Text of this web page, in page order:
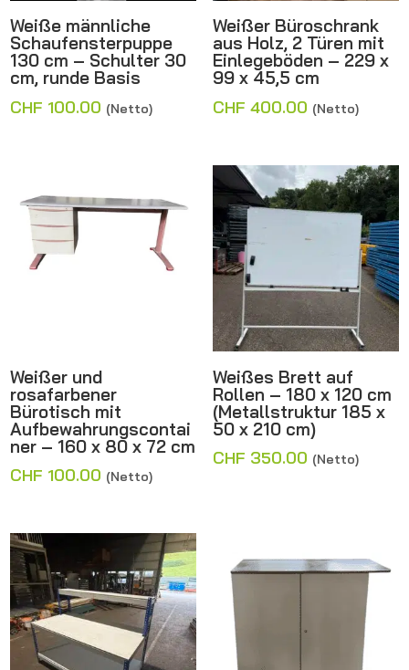
Weiße männliche
Schaufensterpuppe
130 cm – Schulter 30
cm, runde Basis
CHF 100.00 (Netto)
Weißer Büroschrank
aus Holz, 2 Türen mit
Einlegeböden – 229 x
99 x 45,5 cm
CHF 400.00 (Netto)
Weißer und
rosafarbener
Bürotisch mit
Aufbewahrungscontai
ner – 160 x 80 x 72 cm
CHF 100.00 (Netto)
Weißes Brett auf
Rollen – 180 x 120 cm
(Metallstruktur 185 x
50 x 210 cm)
CHF 350.00 (Netto)